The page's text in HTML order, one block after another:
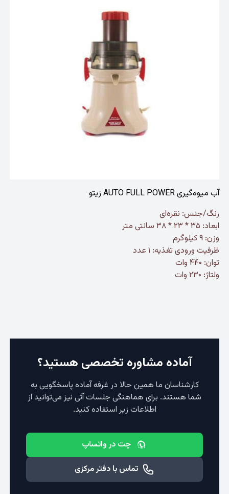
آب میوه‌گیری AUTO FULL POWER زیتو
رنگ/جنس: نقره‌ای
ابعاد: ۳۵ * ۲۳ * ۳۸ سانتی متر
وزن: ۹ کیلوگرم
ظرفیت ورودی تغذیه: ۱ عدد
توان: ۴۴۰ وات
ولتاژ: ۲۳۰ وات
آماده مشاوره تخصصی هستید؟
کارشناسان ما همین حالا در غرفه آماده پاسخگویی به
شما هستند. برای هماهنگی جلسات آتی نیز می‌توانید از
اطلاعات زیر استفاده کنید.
چت در واتساپ
تماس با دفتر مرکزی